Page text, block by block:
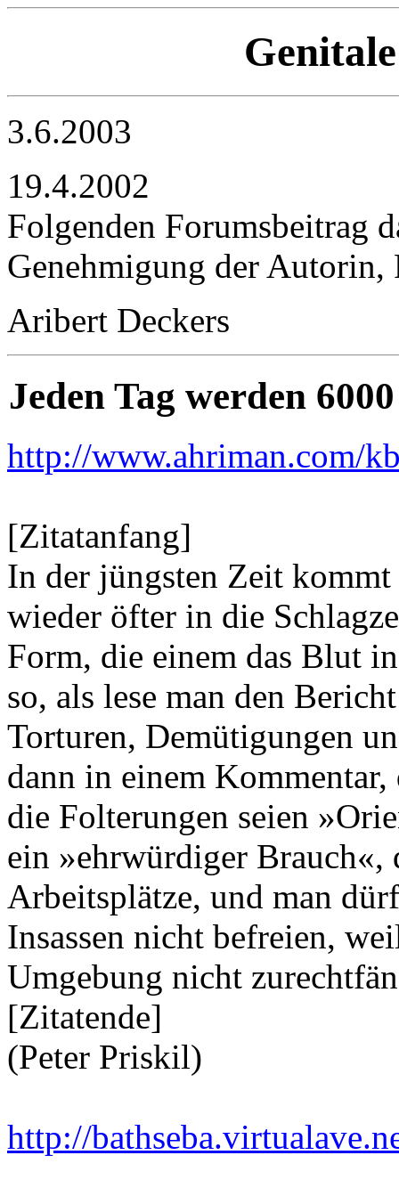
3.6.2003
19.4.2002
Folgenden Forumsbeitrag
Genehmigung der Autorin,
Aribert Deckers
Jeden Tag werden
http://www.ahriman.com/
[Zitatanfang]
In der jüngsten Zeit
wieder öfter in die
Form, die einem das Blut
so, als lese man den
Torturen, Demütigungen
dann in einem Kommentar,
die Folterungen seien
ein »ehrwürdiger Brauch«,
Arbeitsplätze, und man
Insassen nicht befreien,
Umgebung nicht
[Zitatende]
(Peter Priskil)
http://